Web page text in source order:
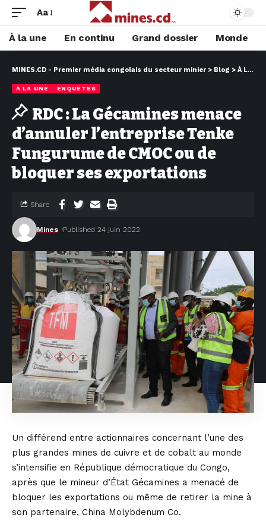
Aa
À la une En continu Grand dossier Monde
MINES.CD - Premier média congolais du secteur minier > Blog > À LA UNE
À LA UNE ENQUÊTES
RDC : La Gécamines menace
d’annuler l’entreprise Tenke
Fungurume de CMOC ou de
bloquer ses exportations
Mines Published 24 juin 2022
Share
Un différend entre actionnaires concernant l’une des
plus grandes mines de cuivre et de cobalt au monde
s’intensifie en République démocratique du Congo,
après que le mineur d’État Gécamines a menacé de
bloquer les exportations ou même de retirer la mine à
son partenaire, China Molybdenum Co.